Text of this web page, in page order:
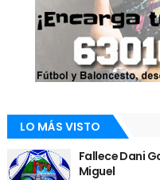
LO MÁS VISTO
Fallece Dani
Miguel